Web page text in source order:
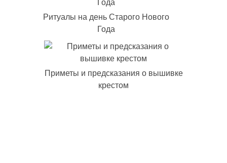
Ритуалы на день Старого Нового
Года
Приметы и предсказания о вышивке
крестом